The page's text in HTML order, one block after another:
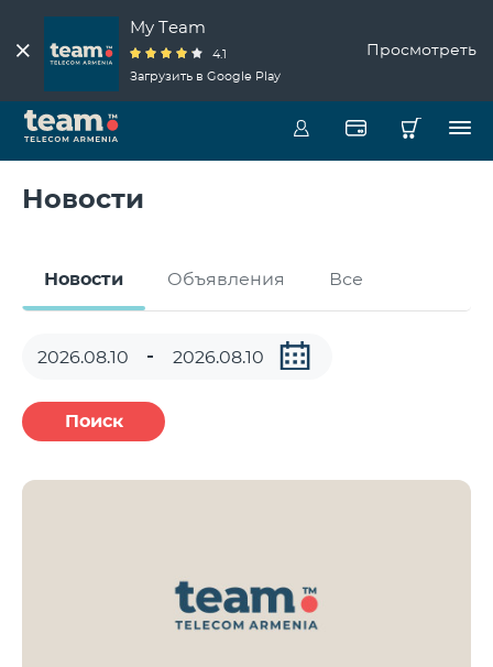
My Team
4.1
Загрузить в Google Play
Просмотреть
Новости
Новости Объявления Все
Поиск